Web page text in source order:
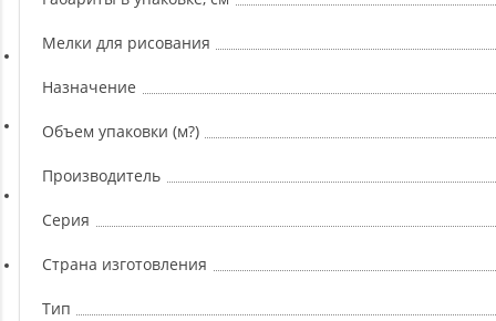
Ремни, Пояса и Упряжи
Сапборды
Системы хранения
Мелки для рисования
Назначение
Объем упаковки (м?)
Производитель
Серия
Страна изготовления
Тип